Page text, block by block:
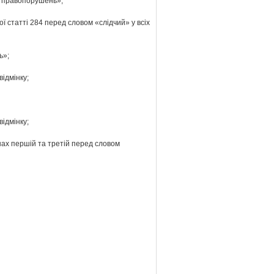
284 перед словом «слідчий» у всіх
першій та третій перед словом